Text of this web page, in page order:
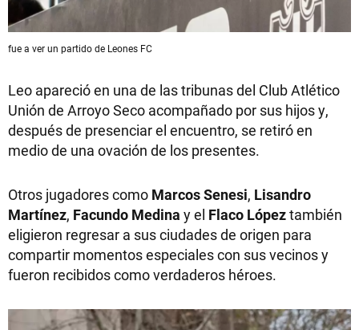
fue a ver un partido de Leones FC
Leo apareció en una de las tribunas del Club Atlético
Unión de Arroyo Seco acompañado por sus hijos y,
después de presenciar el encuentro, se retiró en
medio de una ovación de los presentes.
Otros jugadores como Marcos Senesi, Lisandro
Martínez, Facundo Medina y el Flaco Lópeztambién
eligieron regresar a sus ciudades de origen para
compartir momentos especiales con sus vecinos y
fueron recibidos como verdaderos héroes.